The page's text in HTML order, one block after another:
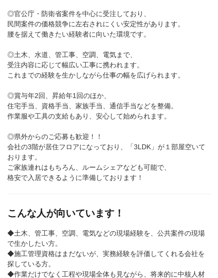
◎官公庁・防衛省案件を中心に受注しており、
民間案件の価格競争に左右されにくい安定性があります。
腰を据えて働きたい経験者に向いた環境です。
◎土木、水道、管工事、空調、電気まで、
受注内容に応じて幅広い工事に携われます。
これまでの経験を生かしながら仕事の幅を広げられます。
◎賞与年2回、昇給年1回のほか、
住宅手当、資格手当、家族手当、通信手当などを整備。
作業服や工具の支給もあり、安心して始められます。
◎県外からのご応募も歓迎！！
会社の3階が居住フロアになっており、「3LDK」が１部屋空いて
おります。
ご家族連れはもちろん、ルームシェアなども可能で、
格安で入居できるように準備しております！
こんな人が向いています！
◆土木、管工事、空調、電気などの現場経験を、公共案件の現場
で生かしたい方。
◆施工管理資格はまだないが、実務経験を評価してくれる会社を
探している方。
◆作業だけでなく工程や現場全体も見ながら、将来的に中核人材